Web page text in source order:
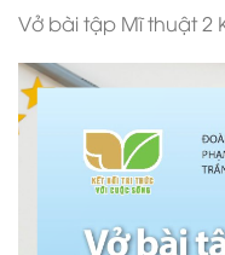
Vở bài tập Mĩ thuật 2